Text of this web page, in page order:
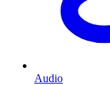
Audio